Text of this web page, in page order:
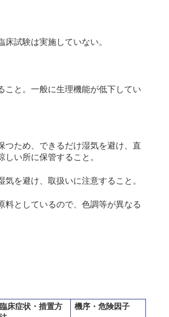
試験は実施していない。
こと。一般に生理機能が低下してい
ため、できるだけ湿気を避け、直
い所に保管すること。
を避け、取扱いに注意すること。
としているので、色調等が異なる
臨床症状・措置方
機序・危険因子